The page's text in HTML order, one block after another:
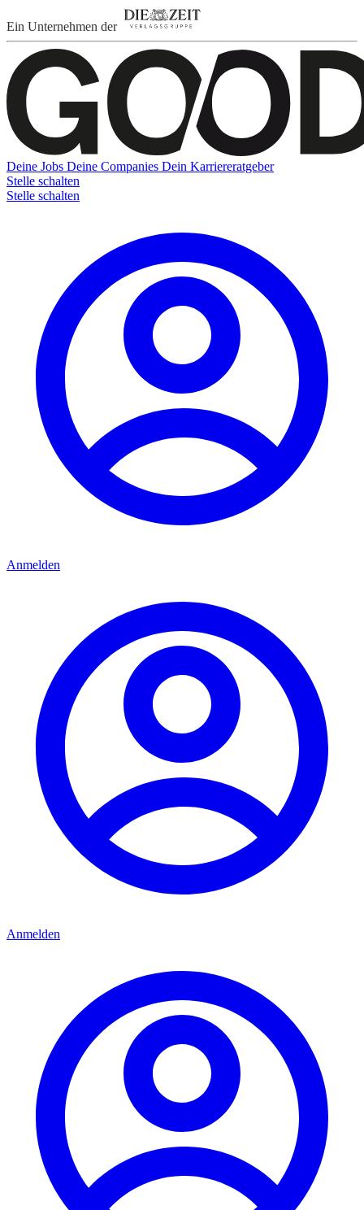
Ein Unternehmen der
Deine Jobs Deine Companies Dein Karriereratgeber
Stelle schalten
Stelle schalten
Anmelden
Anmelden